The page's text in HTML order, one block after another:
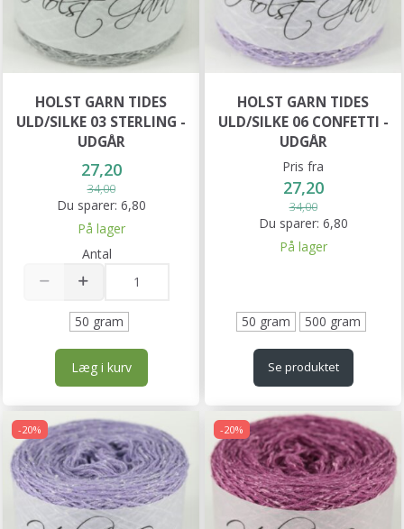
HOLST GARN TIDES
ULD/SILKE 03 STERLING -
UDGÅR
27,20
34,00
Du sparer: 6,80
På lager
Antal
50 gram
Læg i kurv
HOLST GARN TIDES
ULD/SILKE 06 CONFETTI -
UDGÅR
Pris fra
27,20
34,00
Du sparer: 6,80
På lager
50 gram 500 gram
Se produktet
-20% -20%